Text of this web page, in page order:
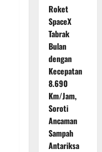
Roket
SpaceX
Tabrak
Bulan
dengan
Kecepatan
8.690
Km/Jam,
Soroti
Ancaman
Sampah
Antariksa